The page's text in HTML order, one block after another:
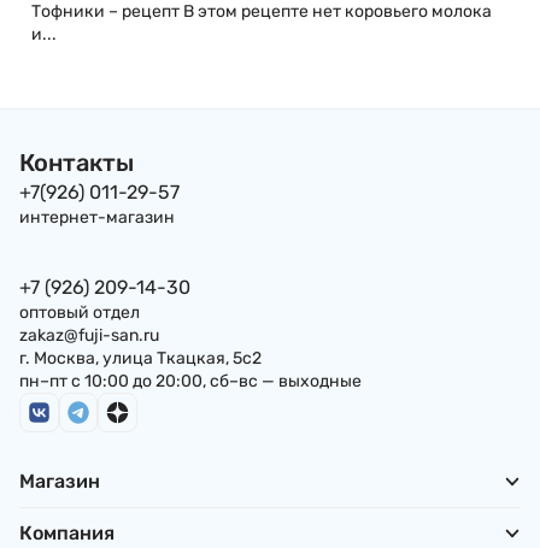
Тофники – рецепт В этом рецепте нет коровьего молока
и...
Контакты
+7(926) 011-29-57
интернет-магазин
+7 (926) 209-14-30
оптовый отдел
zakaz@fuji-san.ru
г. Москва, улица Ткацкая, 5с2
пн–пт с 10:00 до 20:00, сб–вс — выходные
Магазин
Компания